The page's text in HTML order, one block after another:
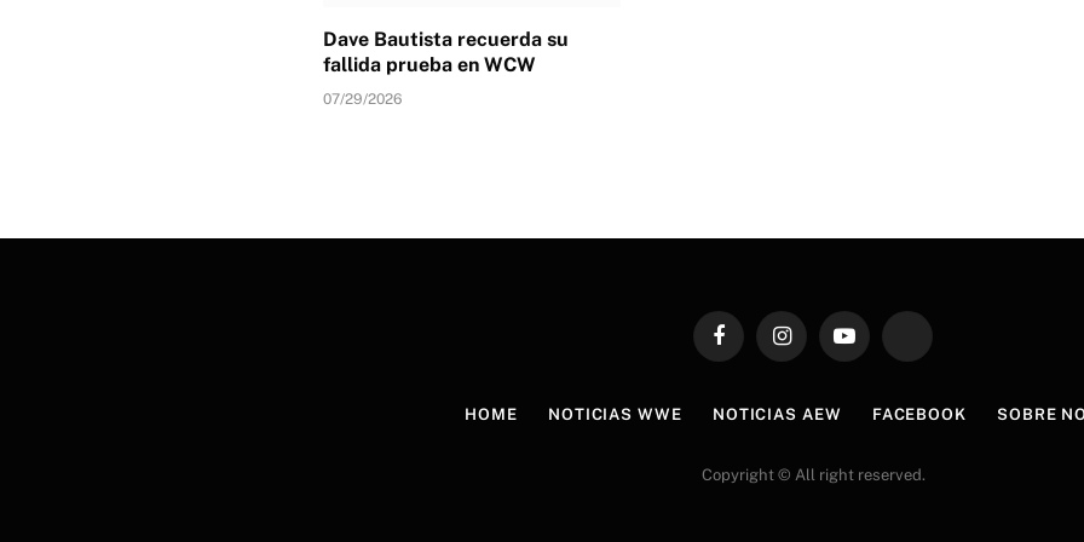
Dave Bautista recuerda su
fallida prueba en WCW
07/29/2026
FacebookInstagramYouTube TikTok
HOME NOTICIAS WWE NOTICIAS AEW FACEBOOK SOBRE
Copyright © All right reserved.